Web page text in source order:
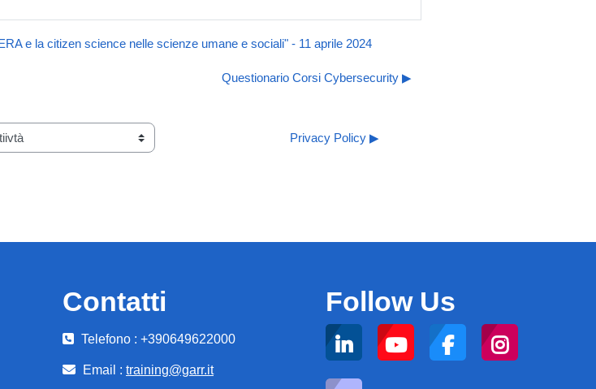
e la citizen science nelle scienze umane e sociali" - 11 aprile 2024
Questionario Corsi Cybersecurity ▶︎
Privacy Policy ▶︎
Contatti
Telefono : +390649622000
Email : training@garr.it
Follow Us